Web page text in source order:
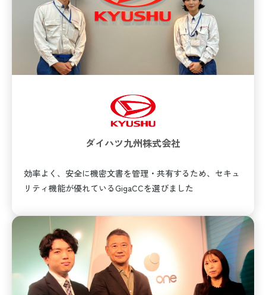
ダイハツ九州株式会社
効率よく、安全に機密文書を管理・共有するため、セキュ
リティ機能が優れているGigaCCを選びました